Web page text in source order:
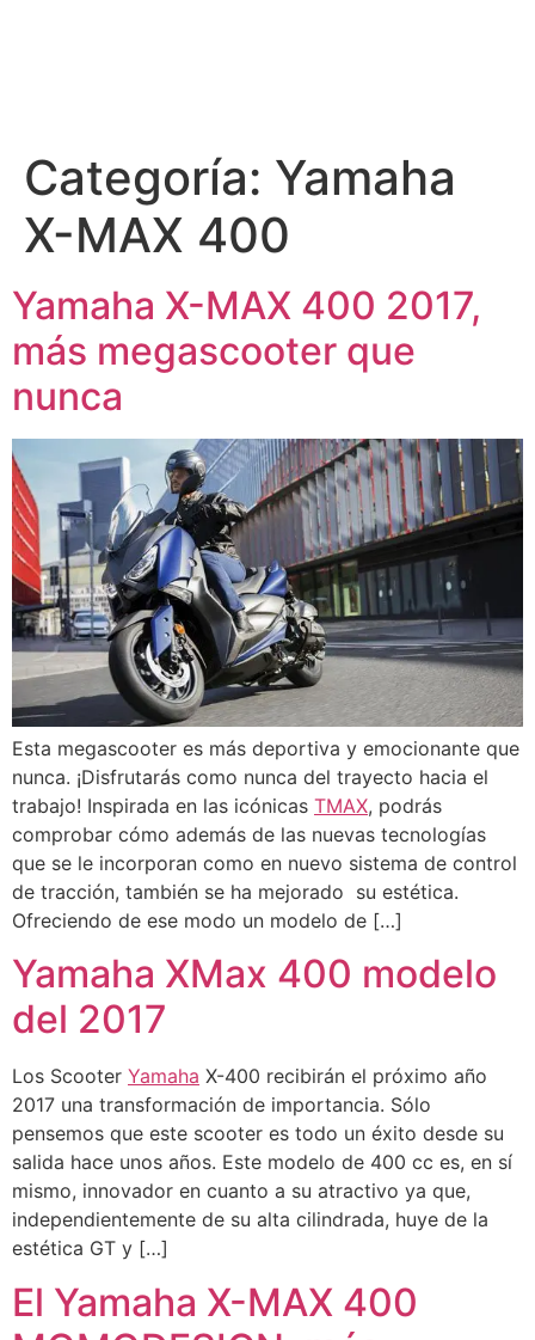
Categoría: Yamaha
X-MAX 400
Yamaha X-MAX 400 2017,
más megascooter que
nunca
Esta megascooter es más deportiva y emocionante que
nunca. ¡Disfrutarás como nunca del trayecto hacia el
trabajo! Inspirada en las icónicas TMAX, podrás
comprobar cómo además de las nuevas tecnologías
que se le incorporan como en nuevo sistema de control
de tracción, también se ha mejorado su estética.
Ofreciendo de ese modo un modelo de […]
Yamaha XMax 400 modelo
del 2017
Los Scooter Yamaha X-400 recibirán el próximo año
2017 una transformación de importancia. Sólo
pensemos que este scooter es todo un éxito desde su
salida hace unos años. Este modelo de 400 cc es, en sí
mismo, innovador en cuanto a su atractivo ya que,
independientemente de su alta cilindrada, huye de la
estética GT y […]
El Yamaha X-MAX 400